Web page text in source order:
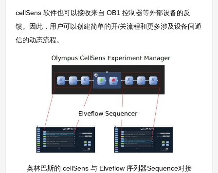
cellSens 软件也可以接收来自 OB1 控制器等外部设备的反
馈。因此，用户可以创建简单的开/关流程和更多涉及设备间通
信的动态流程。
奥林巴斯的 cellSens 与 Elveflow 序列器Sequence对接